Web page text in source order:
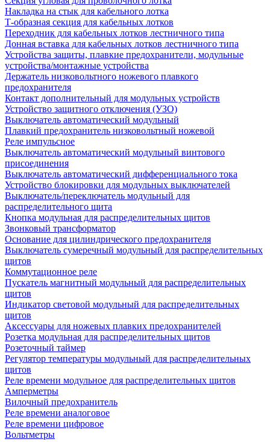
Накладка на стык для кабельного лотка
Т-образная секция для кабельных лотков
Переходник для кабельных лотков лестничного типа
Донная вставка для кабельных лотков лестничного типа
Устройства защиты, плавкие предохранители, модульные
устройства/монтажные устройства
Держатель низковольтного ножевого плавкого
предохранителя
Контакт дополнительный для модульных устройств
Устройство защитного отключения (УЗО)
Выключатель автоматический модульный
Плавкий предохранитель низковольтный ножевой
Реле импульсное
Выключатель автоматический модульный винтового
присоединения
Выключатель автоматический дифференциального тока
Устройство блокировки для модульных выключателей
Выключатель/переключатель модульный для
распределительного щита
Кнопка модульная для распределительных щитов
Звонковый трансформатор
Основание для цилиндрического предохранителя
Выключатель сумеречный модульный для распределительных
щитов
Коммутационное реле
Пускатель магнитный модульный для распределительных
щитов
Индикатор световой модульный для распределительных
щитов
Аксессуары для ножевых плавких предохранителей
Розетка модульная для распределительных щитов
Розеточный таймер
Регулятор температуры модульный для распределительных
щитов
Реле времени модульное для распределительных щитов
Амперметры
Вилочный предохранитель
Реле времени аналоговое
Реле времени цифровое
Вольтметры